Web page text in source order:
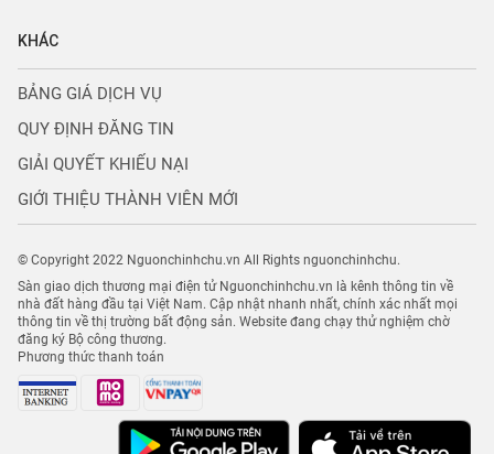
KHÁC
BẢNG GIÁ DỊCH VỤ
QUY ĐỊNH ĐĂNG TIN
GIẢI QUYẾT KHIẾU NẠI
GIỚI THIỆU THÀNH VIÊN MỚI
© Copyright 2022 Nguonchinhchu.vn All Rights nguonchinhchu.
Sàn giao dịch thương mại điện tử Nguonchinhchu.vn là kênh thông tin về
nhà đất hàng đầu tại Việt Nam. Cập nhật nhanh nhất, chính xác nhất mọi
thông tin về thị trường bất động sản. Website đang chạy thử nghiệm chờ
đăng ký Bộ công thương.
Phương thức thanh toán